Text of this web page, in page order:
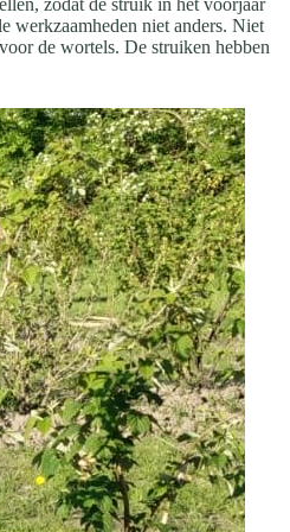
zodat de struik in het voorjaar
werkzaamheden niet anders. Niet
de wortels. De struiken hebben